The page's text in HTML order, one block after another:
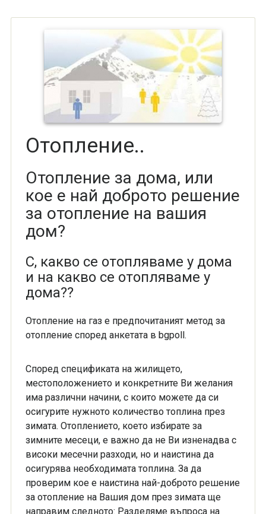
Отопление..
Отопление за дома, или
кое е най доброто решение
за отопление на вашия
дом?
С, какво се отопляваме у дома
и на какво се отопляваме у
дома??
Отопление на газ е предпочитаният метод за
отопление според анкетата в bgpoll.
Според спецификата на жилището,
местоположението и конкретните Ви желания
има различни начини, с които можете да си
осигурите нужното количество топлина през
зимата. Отоплението, което избирате за
зимните месеци, е важно да не Ви изненадва с
високи месечни разходи, но и наистина да
осигурява необходимата топлина. За да
проверим кое е наистина най-доброто решение
за отопление на Вашия дом през зимата ще
направим следното: Разделяме въпроса на